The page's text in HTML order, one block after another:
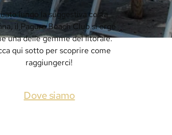
lungo la suggestiva costa
il Paguro Beach Club si erge
una delle gemme del litorale.
qui sotto per scoprire come
raggiungerci!
Dove siamo